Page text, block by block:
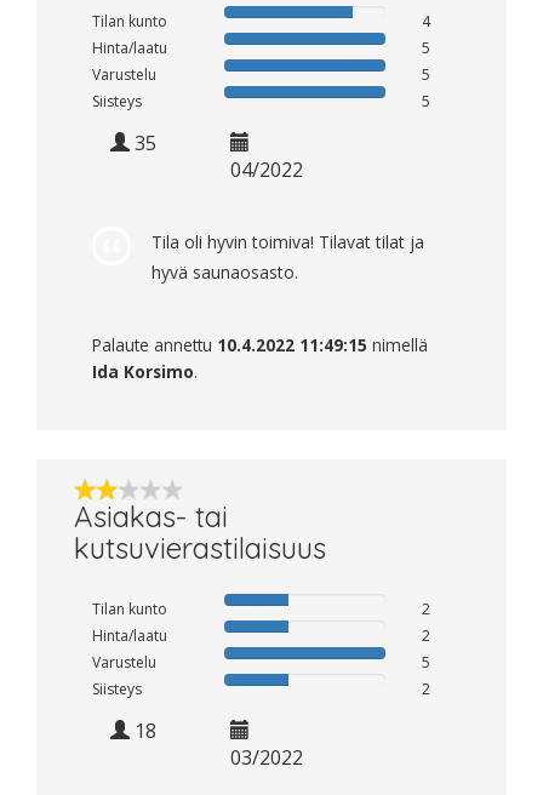
Tilan kunto
4
Hinta/laatu
5
Varustelu
5
Siisteys
5
35
04/2022
Tila oli hyvin toimiva! Tilavat tilat ja
hyvä saunaosasto.
Palaute annettu 10.4.2022 11:49:15 nimellä
Ida Korsimo.
Asiakas- tai
kutsuvierastilaisuus
Tilan kunto
2
Hinta/laatu
2
Varustelu
5
Siisteys
2
18
03/2022